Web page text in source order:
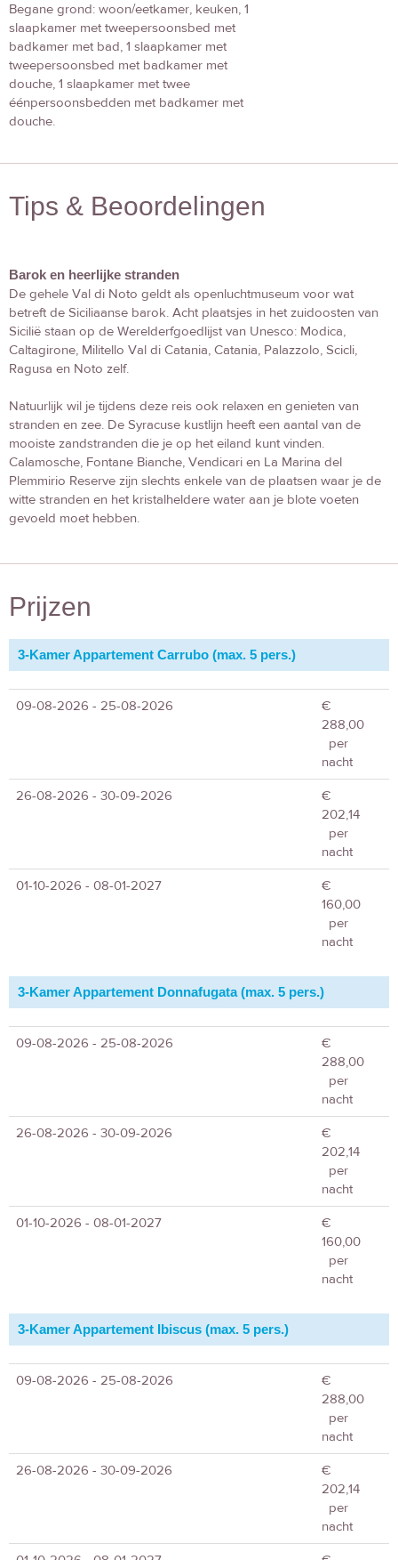
Begane grond: woon/eetkamer, keuken, 1
slaapkamer met tweepersoonsbed met
badkamer met bad, 1 slaapkamer met
tweepersoonsbed met badkamer met
douche, 1 slaapkamer met twee
éénpersoonsbedden met badkamer met
douche.
Tips & Beoordelingen
Barok en heerlijke stranden
De gehele Val di Noto geldt als openluchtmuseum voor wat
betreft de Siciliaanse barok. Acht plaatsjes in het zuidoosten van
Sicilië staan op de Werelderfgoedlijst van Unesco: Modica,
Caltagirone, Militello Val di Catania, Catania, Palazzolo, Scicli,
Ragusa en Noto zelf.
Natuurlijk wil je tijdens deze reis ook relaxen en genieten van
stranden en zee. De Syracuse kustlijn heeft een aantal van de
mooiste zandstranden die je op het eiland kunt vinden.
Calamosche, Fontane Bianche, Vendicari en La Marina del
Plemmirio Reserve zijn slechts enkele van de plaatsen waar je de
witte stranden en het kristalheldere water aan je blote voeten
gevoeld moet hebben.
Prijzen
3-Kamer Appartement Carrubo (max. 5 pers.)
09-08-2026 - 25-08-2026
€
288,00
per
nacht
26-08-2026 - 30-09-2026
€
202,14
per
nacht
01-10-2026 - 08-01-2027
€
160,00
per
nacht
3-Kamer Appartement Donnafugata (max. 5 pers.)
09-08-2026 - 25-08-2026
€
288,00
per
nacht
26-08-2026 - 30-09-2026
€
202,14
per
nacht
01-10-2026 - 08-01-2027
€
160,00
per
nacht
3-Kamer Appartement Ibiscus (max. 5 pers.)
09-08-2026 - 25-08-2026
€
288,00
per
nacht
26-08-2026 - 30-09-2026
€
202,14
per
nacht